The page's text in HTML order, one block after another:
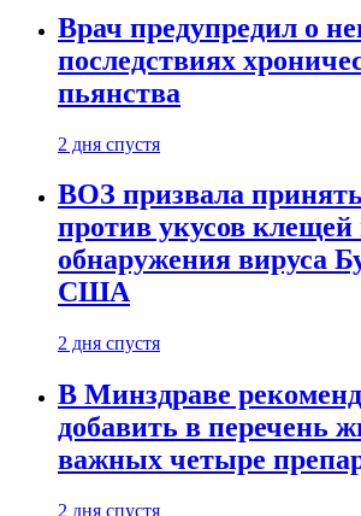
Врач предупредил о
последствиях
пьянства
2 дня спустя
ВОЗ призвала
против укусов клещей
обнаружения вируса
США
2 дня спустя
В Минздраве
добавить в перечень
важных четыре
2 дня спустя